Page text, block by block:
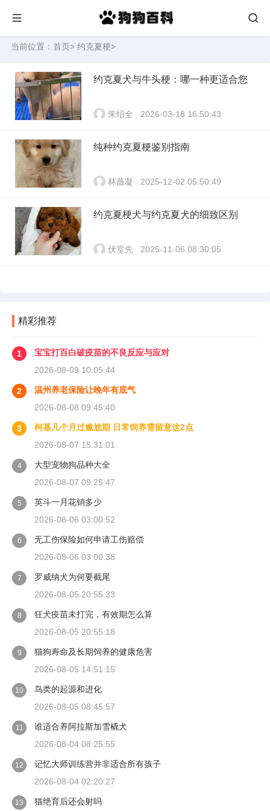
当前位置： 首页> 约克夏梗>
约克夏犬与牛头梗：哪一种更适合您
朱绍全 2026-03-18 16:50:43
纯种约克夏梗鉴别指南
林薇凝 2025-12-02 05:50:49
约克夏梗犬与约克夏犬的细致区别
伏堂先 2025-11-06 08:30:05
精彩推荐
1
宝宝打百白破疫苗的不良反应与应对
2026-08-09 10:05:44
2
温州养老保险让晚年有底气
2026-08-08 09:45:40
3
柯基几个月过尴尬期 日常饲养需留意这2点
2026-08-07 15:31:01
4
大型宠物狗品种大全
2026-08-07 09:25:47
5
英斗一月花销多少
2026-08-06 03:00:52
6
无工伤保险如何申请工伤赔偿
2026-08-06 03:00:38
7
罗威纳犬为何要截尾
2026-08-05 20:55:33
8
狂犬疫苗未打完，有效期怎么算
2026-08-05 20:55:18
9
猫狗寿命及长期饲养的健康危害
2026-08-05 14:51:15
10
鸟类的起源和进化
2026-08-05 08:45:57
11
谁适合养阿拉斯加雪橇犬
2026-08-04 08:25:55
12
记忆大师训练营并非适合所有孩子
2026-08-04 02:20:27
13 猫绝育后还会射吗